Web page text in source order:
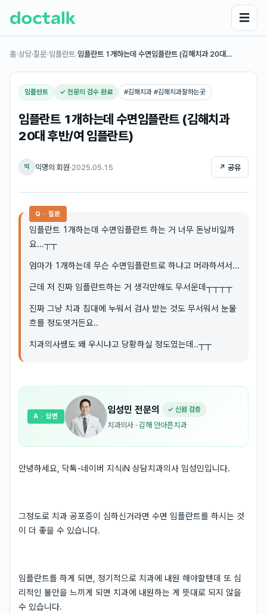
☰
홈›상담·질문›임플란트›임플란트 1개하는데 수면임플란트 (김해치과 20대…
임플란트 ✓ 전문의 검수 완료 #김해치과 #김해치과잘하는곳
임플란트 1개하는데 수면임플란트 (김해치과
20대 후반/여 임플란트)
익 익명의 회원·2025.05.15 ↗ 공유
Q · 질문
임플란트 1개하는데 수면임플란트 하는 거 너무 돈낭비일까
요...┬┬
엄마가 1개하는데 무슨 수면임플란트로 하냐고 머라하셔서...
근데 저 진짜 임플란트하는 거 생각만해도 무서운데┬┬┬┬
진짜 그냥 치과 침대에 누워서 검사 받는 것도 무서워서 눈물
흐를 정도엿거든요..
치과의사썜도 왜 우시냐고 당황하실 정도였는데..┬┬
임성민 전문의 ✓ 신원 검증
치과의사 · 김해 안아픈치과
A · 답변
안녕하세요, 닥톡-네이버 지식iN 상담치과의사 임성민입니다.
그정도로 치과 공포증이 심하신거라면 수면 임플란트를 하시는 것
이 더 좋을 수 있습니다.
임플란트를 하게 되면, 정기적으로 치과에 내원 해야할텐데 또 심
리적인 불안을 느끼게 되면 치과에 내원하는 게 뜻대로 되지 않을
수 있습니다.